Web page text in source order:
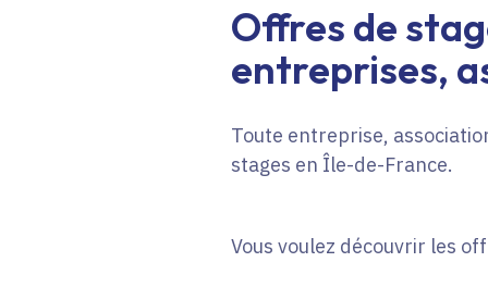
Offres de
entreprises,
Toute entreprise,
stages en Île-de-France.
Vous voulez découvrir les